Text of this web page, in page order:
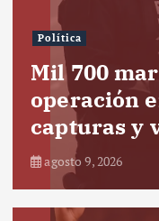
Política
Mil 700
operación
capturas y
agosto 9, 2026